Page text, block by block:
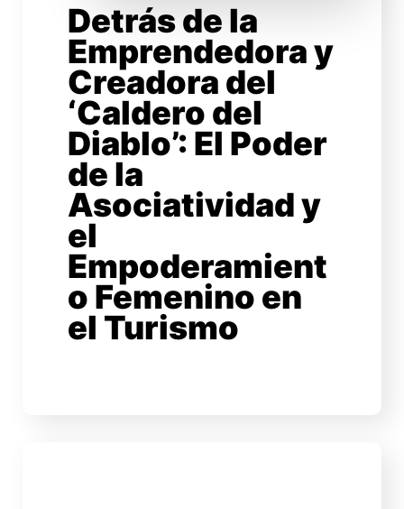
Detrás de la
Emprendedora y
Creadora del
‘Caldero del
Diablo’: El Poder
de la
Asociatividad y
el
Empoderamient
o Femenino en
el Turismo